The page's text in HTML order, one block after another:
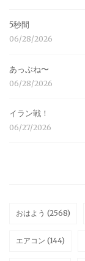
5秒間
06/28/2026
あっぶね〜
06/28/2026
イラン戦！
06/27/2026
おはよう (2568)
エアコン (144)